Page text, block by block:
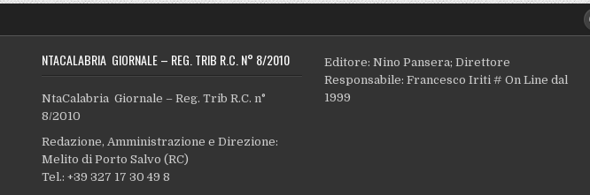
NTACALABRIA GIORNALE – REG. TRIB R.C. N° 8/2010
NtaCalabria Giornale – Reg. Trib R.C. n°
8/2010
Redazione, Amministrazione e Direzione:
Melito di Porto Salvo (RC)
Tel.: +39 327 17 30 49 8
Editore: Nino Pansera; Direttore
Responsabile: Francesco Iriti # On Line dal
1999